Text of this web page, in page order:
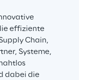
effiziente
Chain,
Systeme,
dabei die